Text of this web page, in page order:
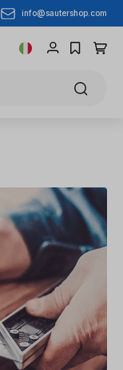
info@sautershop.com